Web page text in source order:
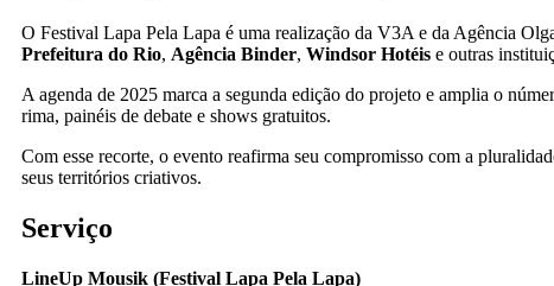
O Festival Lapa Pela Lapa é uma realização da V3A e da Agência
Prefeitura do Rio, Agência Binder, Windsor Hotéis e outras
A agenda de 2025 marca a segunda edição do projeto e amplia o
rima, painéis de debate e shows gratuitos.
Com esse recorte, o evento reafirma seu compromisso com a
seus territórios criativos.
Serviço
LineUp Mousik (Festival Lapa Pela Lapa)